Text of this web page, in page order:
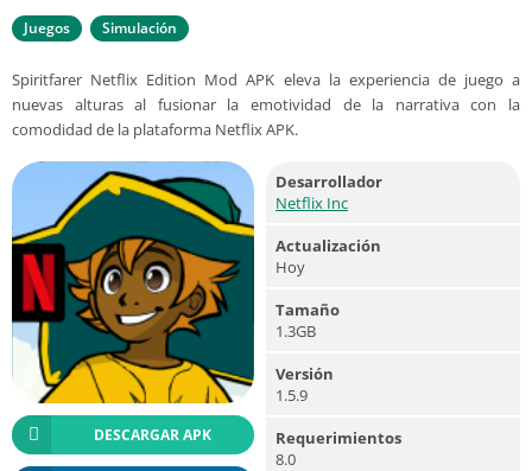
Juegos Simulación
Spiritfarer Netflix Edition Mod APK eleva la experiencia de juego a
nuevas alturas al fusionar la emotividad de la narrativa con la
comodidad de la plataforma Netflix APK.
DESCARGAR APK
Desarrollador
Netflix Inc
Actualización
Hoy
Tamaño
1.3GB
Versión
1.5.9
Requerimientos
8.0